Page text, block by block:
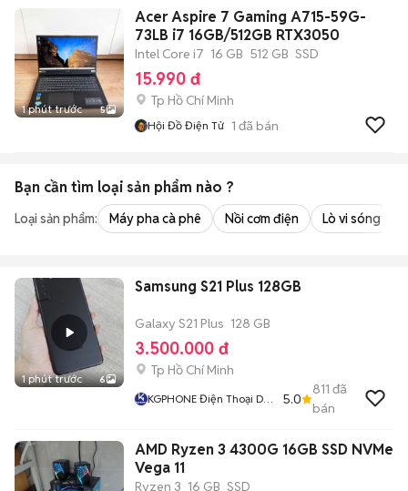
1 phút trước 5
Acer Aspire 7 Gaming A715-59G-
73LB i7 16GB/512GB RTX3050
Intel Core i7 16 GB 512 GB SSD
15.990 đ
Tp Hồ Chí Minh
Hội Đồ Điện Tử 1 đã bán
Bạn cần tìm loại sản phẩm nào ?
Loại sản phẩm: Máy pha cà phê Nồi cơm điện Lò vi sóng
1 phút trước 6
Samsung S21 Plus 128GB
Galaxy S21 Plus 128 GB
3.500.000 đ
Tp Hồ Chí Minh
KGPHONE Điện Thoại Di
5.0
811 đã
bán
AMD Ryzen 3 4300G 16GB SSD NVMe
Vega 11
Ryzen 3 16 GB SSD